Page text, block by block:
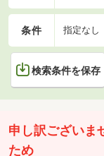
条件 指定なし
検索条件を保存
申し訳ございま
ため